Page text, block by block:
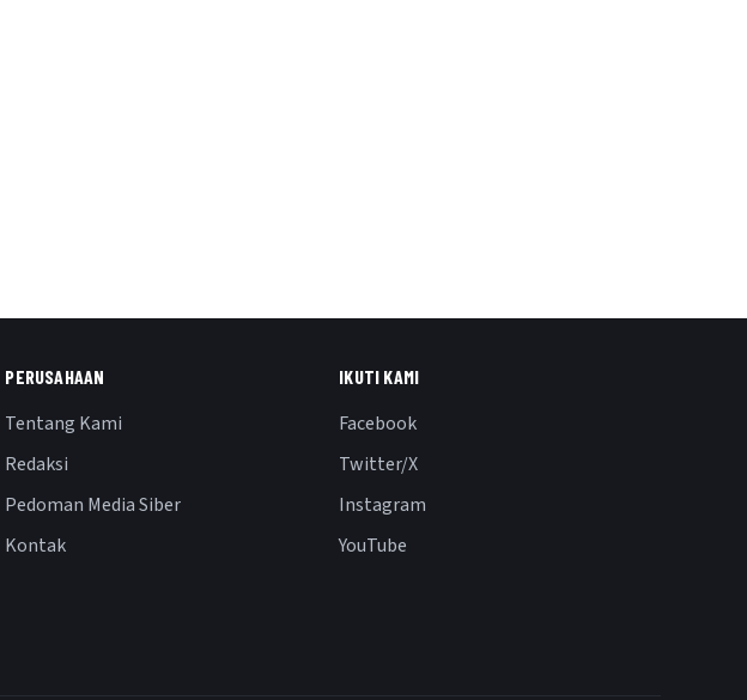
PERUSAHAAN
Tentang Kami
Redaksi
Pedoman Media Siber
Kontak
IKUTI KAMI
Facebook
Twitter/X
Instagram
YouTube